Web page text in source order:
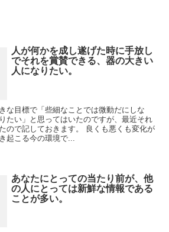
人が何かを成し遂げた時に手放し
でそれを賞賛できる、器の大きい
人になりたい。
な目標で「些細なことでは微動だにしな
たい」と思ってはいたのですが、最近それ
ので記しておきます。 良くも悪くも変化が
起こる今の環境で...
あなたにとっての当たり前が、他
の人にとっては新鮮な情報である
ことが多い。